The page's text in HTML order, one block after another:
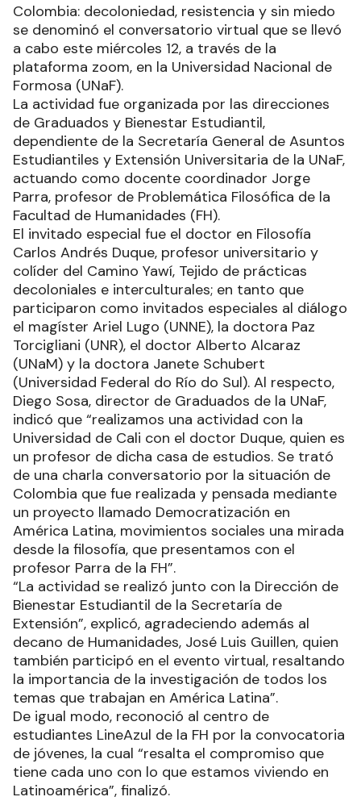
Colombia: decoloniedad, resistencia y sin miedo
se denominó el conversatorio virtual que se llevó
a cabo este miércoles 12, a través de la
plataforma zoom, en la Universidad Nacional de
Formosa (UNaF).
La actividad fue organizada por las direcciones
de Graduados y Bienestar Estudiantil,
dependiente de la Secretaría General de Asuntos
Estudiantiles y Extensión Universitaria de la UNaF,
actuando como docente coordinador Jorge
Parra, profesor de Problemática Filosófica de la
Facultad de Humanidades (FH).
El invitado especial fue el doctor en Filosofía
Carlos Andrés Duque, profesor universitario y
colíder del Camino Yawí, Tejido de prácticas
decoloniales e interculturales; en tanto que
participaron como invitados especiales al diálogo
el magíster Ariel Lugo (UNNE), la doctora Paz
Torcigliani (UNR), el doctor Alberto Alcaraz
(UNaM) y la doctora Janete Schubert
(Universidad Federal do Río do Sul). Al respecto,
Diego Sosa, director de Graduados de la UNaF,
indicó que “realizamos una actividad con la
Universidad de Cali con el doctor Duque, quien es
un profesor de dicha casa de estudios. Se trató
de una charla conversatorio por la situación de
Colombia que fue realizada y pensada mediante
un proyecto llamado Democratización en
América Latina, movimientos sociales una mirada
desde la filosofía, que presentamos con el
profesor Parra de la FH”.
“La actividad se realizó junto con la Dirección de
Bienestar Estudiantil de la Secretaría de
Extensión”, explicó, agradeciendo además al
decano de Humanidades, José Luis Guillen, quien
también participó en el evento virtual, resaltando
la importancia de la investigación de todos los
temas que trabajan en América Latina”.
De igual modo, reconoció al centro de
estudiantes LineAzul de la FH por la convocatoria
de jóvenes, la cual “resalta el compromiso que
tiene cada uno con lo que estamos viviendo en
Latinoamérica”, finalizó.